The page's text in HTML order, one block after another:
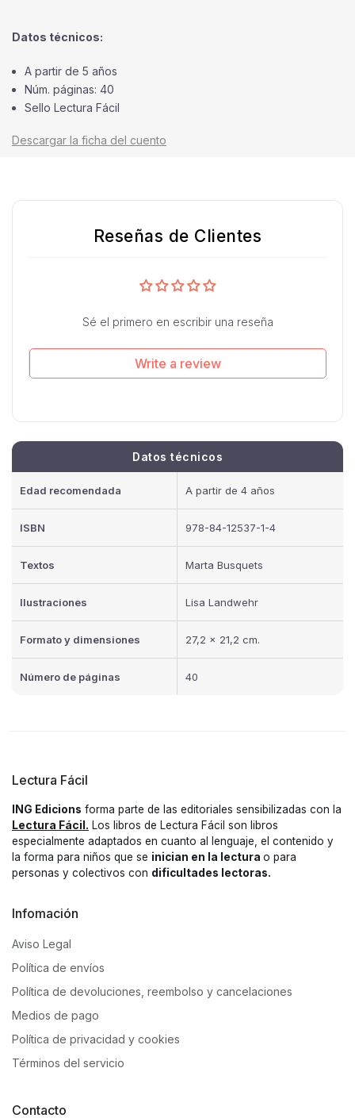
Datos técnicos:
A partir de 5 años
Núm. páginas: 40
Sello Lectura Fácil
Descargar la ficha del cuento
Reseñas de Clientes
Sé el primero en escribir una reseña
Write a review
Datos técnicos
Edad recomendada A partir de 4 años
ISBN 978-84-12537-1-4
Textos Marta Busquets
Ilustraciones Lisa Landwehr
Formato y dimensiones 27,2 x 21,2 cm.
Número de páginas 40
Lectura Fácil
ING Edicions forma parte de las editoriales sensibilizadas con la
Lectura Fácil. Los libros de Lectura Fácil son libros
especialmente adaptados en cuanto al lenguaje, el contenido y
la forma para niños que se inician en la lectura o para
personas y colectivos con dificultades lectoras.
Infomación
Aviso Legal
Política de envíos
Política de devoluciones, reembolso y cancelaciones
Medios de pago
Política de privacidad y cookies
Términos del servicio
Contacto